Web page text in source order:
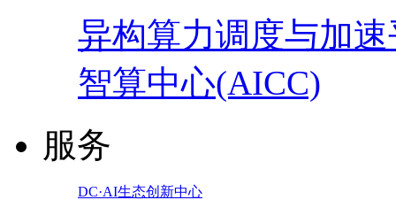
异构算力调度与加
智算中心(AICC)
服务
DC·AI生态创新中心